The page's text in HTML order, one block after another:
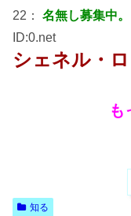
22： 名無し募集中。
ID:0.net
シェネル・
も
知る